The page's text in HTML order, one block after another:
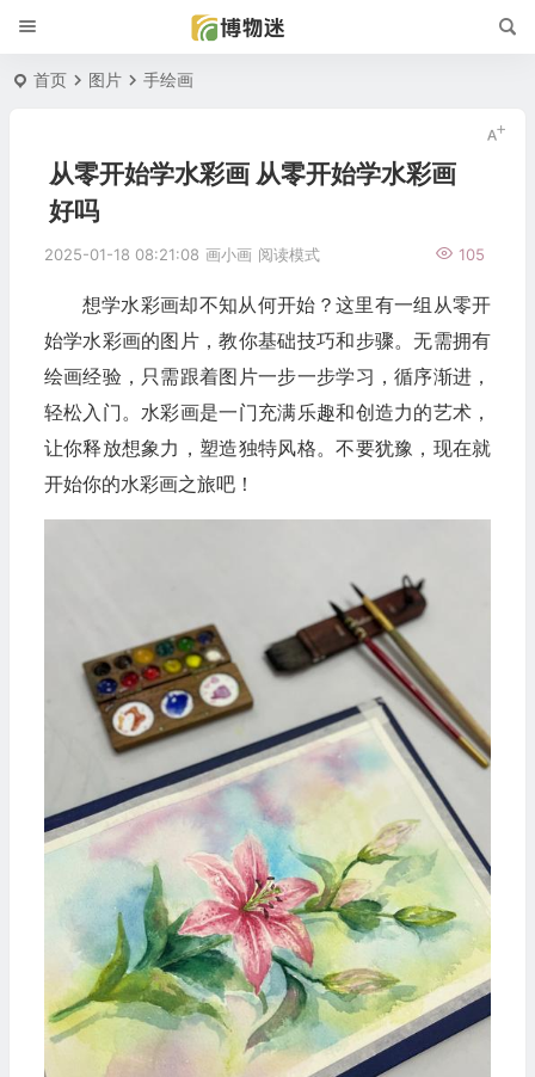
首页 图片 手绘画
从零开始学水彩画 从零开始学水彩画
好吗
2025-01-18 08:21:08 画小画 105
阅读模式
想学水彩画却不知从何开始？这里有一组从零开
始学水彩画的图片，教你基础技巧和步骤。无需拥有
绘画经验，只需跟着图片一步一步学习，循序渐进，
轻松入门。水彩画是一门充满乐趣和创造力的艺术，
让你释放想象力，塑造独特风格。不要犹豫，现在就
开始你的水彩画之旅吧！